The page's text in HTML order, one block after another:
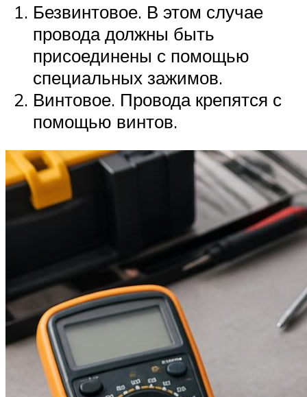
Безвинтовое. В этом случае
провода должны быть
присоединены с помощью
специальных зажимов.
Винтовое. Провода крепятся с
помощью винтов.